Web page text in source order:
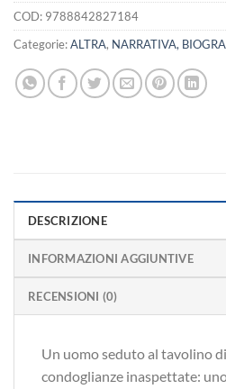
COD: 9788842827184
Categorie:ALTRA, NARRATIVA,
DESCRIZIONE
INFORMAZIONI AGGIUNTIVE
RECENSIONI (0)
Un uomo seduto al tavolino
condoglianze inaspettate: